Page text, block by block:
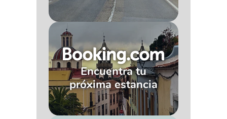
Encuentra tu
próxima estancia